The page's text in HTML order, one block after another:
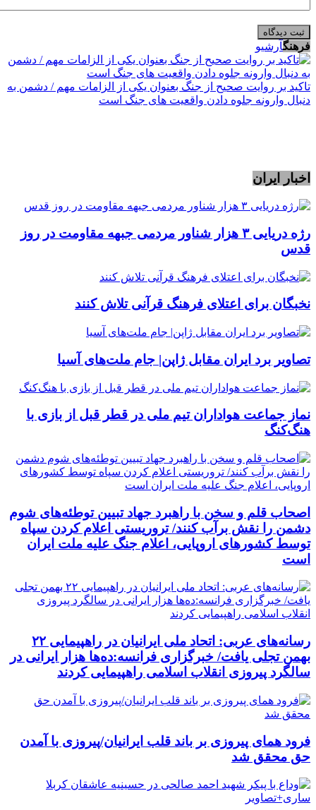
فرهنگآرشیو
تاکید بر روایت صحیح از جنگ بعنوان یکی از الزامات مهم / دشمن به
دنبال وارونه جلوه دادن واقعیت های جنگ است
اخبار ایران
رژه دریایی ۳ هزار شناور مردمی جبهه مقاومت در روز
قدس
نخبگان برای اعتلای فرهنگ قرآنی تلاش کنند
تصاویر برد ایران مقابل ژاپن| جام ملت‌های آسیا
نماز جماعت هواداران تیم ملی در قطر قبل از بازی با
هنگ‌کنگ
اصحاب قلم و سخن با راهبرد جهاد تبیین توطئه‌های شوم
دشمن را نقش برآب کنند/ تروریستی اعلام کردن سپاه
توسط کشورهای اروپایی، اعلام جنگ علیه ملت ایران
است
رسانه‌های عربی: اتحاد ملی ایرانیان در راهپیمایی ۲۲
بهمن تجلی یافت/ خبرگزاری فرانسه:ده‌ها هزار ایرانی در
سالگرد پیروزی انقلاب اسلامی راهپیمایی کردند
فرود همای پیروزی بر باند قلب ایرانیان/پیروزی با آمدن
حق محقق شد